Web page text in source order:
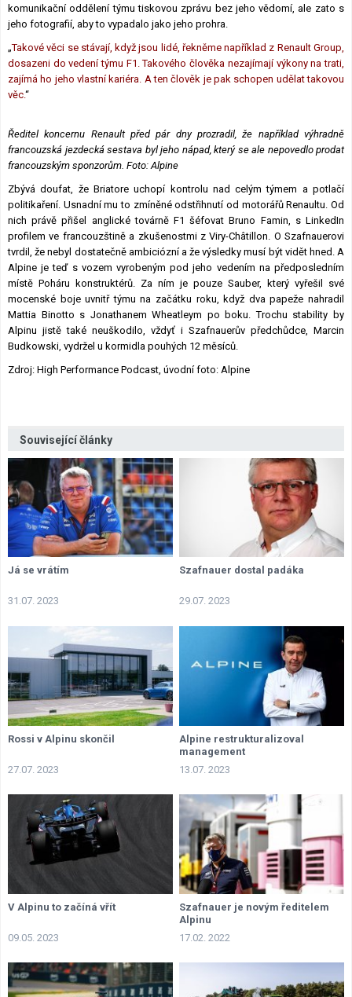
komunikační oddělení týmu tiskovou zprávu bez jeho vědomí, ale zato s
jeho fotografií, aby to vypadalo jako jeho prohra.
„Takové věci se stávají, když jsou lidé, řekněme například z Renault Group,
dosazeni do vedení týmu F1. Takového člověka nezajímají výkony na trati,
zajímá ho jeho vlastní kariéra. A ten člověk je pak schopen udělat takovou
věc.“
Ředitel koncernu Renault před pár dny prozradil, že například výhradně
francouzská jezdecká sestava byl jeho nápad, který se ale nepovedlo prodat
francouzským sponzorům. Foto: Alpine
Zbývá doufat, že Briatore uchopí kontrolu nad celým týmem a potlačí
politikaření. Usnadní mu to zmíněné odstřihnutí od motorářů Renaultu. Od
nich právě přišel anglické továrně F1 šéfovat Bruno Famin, s LinkedIn
profilem ve francouzštině a zkušenostmi z Viry-Châtillon. O Szafnauerovi
tvrdil, že nebyl dostatečně ambiciózní a že výsledky musí být vidět hned. A
Alpine je teď s vozem vyrobeným pod jeho vedením na předposledním
místě Poháru konstruktérů. Za ním je pouze Sauber, který vyřešil své
mocenské boje uvnitř týmu na začátku roku, když dva papeže nahradil
Mattia Binotto s Jonathanem Wheatleym po boku. Trochu stability by
Alpinu jistě také neuškodilo, vždyť i Szafnauerův předchůdce, Marcin
Budkowski, vydržel u kormidla pouhých 12 měsíců.
Zdroj: High Performance Podcast, úvodní foto: Alpine
Související články
Já se vrátím
31.07. 2023
Szafnauer dostal padáka
29.07. 2023
Rossi v Alpinu skončil
27.07. 2023
Alpine restrukturalizoval
management
13.07. 2023
V Alpinu to začíná vřít
09.05. 2023
Szafnauer je novým ředitelem
Alpinu
17.02. 2022